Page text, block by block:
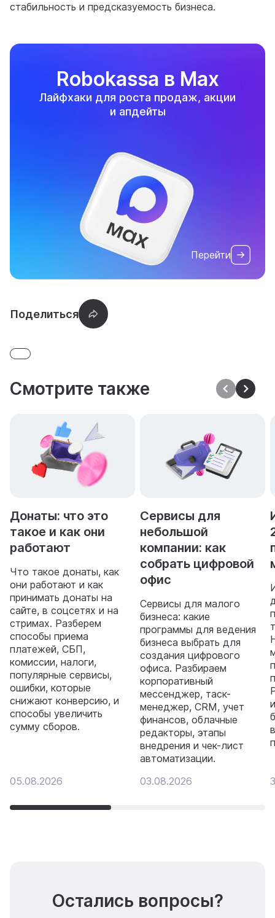
стабильность и предсказуемость бизнеса.
Robokassa в Max
Лайфхаки для роста продаж, акции
и апдейты
Перейти
Смотрите также
Донаты: что это
такое и как они
работают
Что такое донаты, как
они работают и как
принимать донаты на
сайте, в соцсетях и на
стримах. Разберем
способы приема
платежей, СБП,
комиссии, налоги,
популярные сервисы,
ошибки, которые
снижают конверсию, и
способы увеличить
сумму сборов.
05.08.2026
Сервисы для
небольшой
компании: как
собрать цифровой
офис
Сервисы для малого
бизнеса: какие
программы для ведения
бизнеса выбрать для
создания цифрового
офиса. Разбираем
корпоративный
мессенджер, таск-
менеджер, CRM, учет
финансов, облачные
редакторы, этапы
внедрения и чек-лист
автоматизации.
03.08.2026
Остались вопросы?